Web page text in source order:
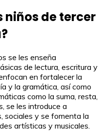
niños de tercer
se les enseña
de lectura, escritura y
en fortalecer la
y la gramática, así como
como la suma, resta,
se les introduce a
sociales y se fomenta la
artísticas y musicales.